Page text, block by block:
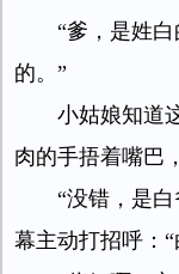
“爹，是姓
的。”
小姑娘知道
肉的手捂着嘴巴
“没错，是
幕主动打招呼：“